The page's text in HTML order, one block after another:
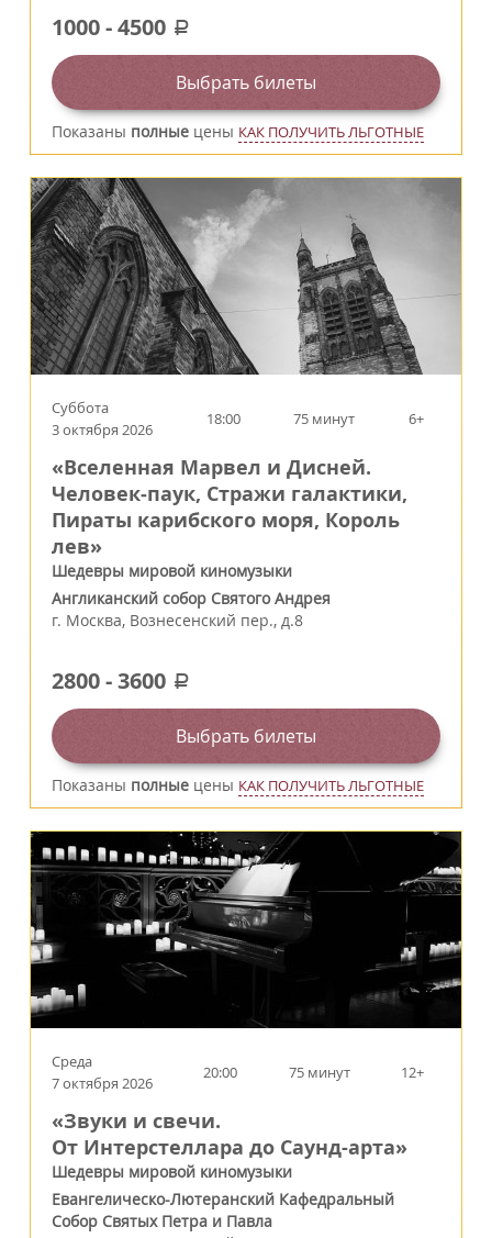
1000-4500 a
Выбрать билеты
Показаны полные цены КАК ПОЛУЧИТЬ ЛЬГОТНЫЕ
Суббота
3 октября 2026
18:00 75 минут 6+
«Вселенная Марвел и Дисней.
Человек‑паук, Стражи галактики,
Пираты карибского моря, Король
лев»
Шедевры мировой киномузыки
Англиканский собор Святого Андрея
г. Москва, Вознесенский пер., д.8
2800-3600 a
Выбрать билеты
Показаны полные цены КАК ПОЛУЧИТЬ ЛЬГОТНЫЕ
Среда
7 октября 2026
20:00 75 минут 12+
«Звуки и свечи.
От Интерстеллара до Саунд-арта»
Шедевры мировой киномузыки
Евангелическо-Лютеранский Кафедральный
Собор Святых Петра и Павла